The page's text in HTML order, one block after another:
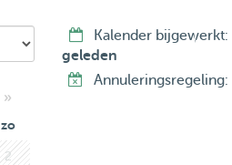
»
zo
2
Kalender bijgewerkt:
geleden
Annuleringsregeling: